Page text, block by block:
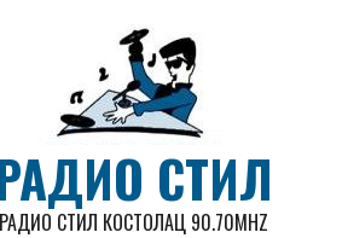
СТИЛ
РАДИО СТИЛ КОСТОЛАЦ 90.70MHZ